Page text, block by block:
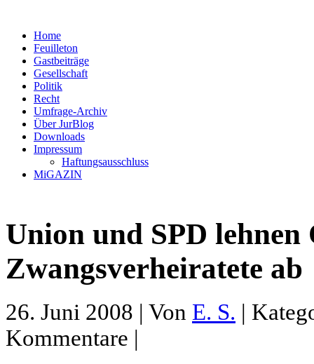
Home
Feuilleton
Gastbeiträge
Gesellschaft
Politik
Recht
Umfrage-Archiv
Über JurBlog
Downloads
Impressum
Haftungsausschluss
MiGAZIN
Union und SPD
Zwangsverheiratete ab
26. Juni 2008 | Von E. S. |
Kommentare |